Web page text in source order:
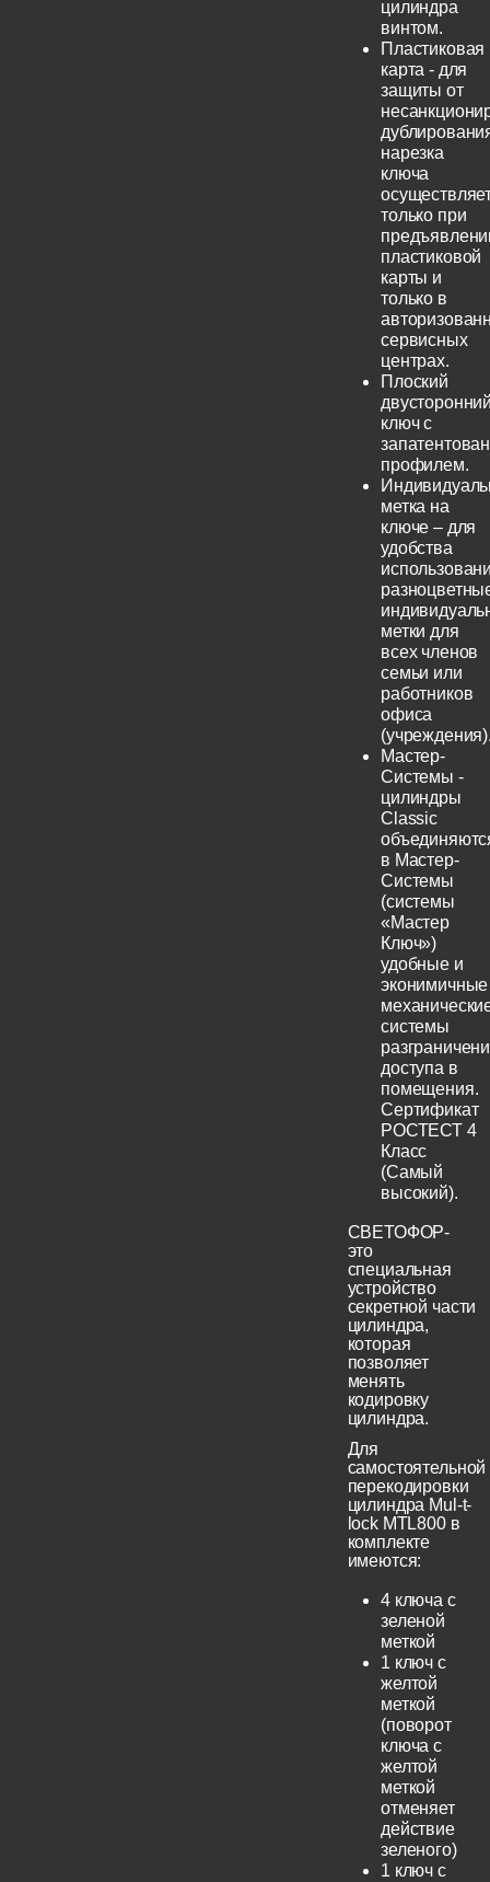
цилиндра
винтом.
Пластиковая
карта - для
защиты от
нарезка
ключа
только при
пластиковой
карты и
только в
сервисных
центрах.
Плоский
ключ с
профилем.
метка на
ключе – для
удобства
метки для
всех членов
семьи или
работников
офиса
Мастер-
Системы -
цилиндры
Classic
в Мастер-
Системы
(системы
«Мастер
Ключ»)
удобные и
эконимичные
системы
доступа в
помещения.
Сертификат
РОСТЕСТ 4
Класс
(Самый
высокий).
СВЕТОФОР-
это
специальная
устройство
секретной части
цилиндра,
которая
позволяет
менять
кодировку
цилиндра.
Для
самостоятельной
перекодировки
цилиндра Mul-t-
lock MTL800 в
комплекте
имеются:
4 ключа с
зеленой
меткой
1 ключ с
желтой
меткой
(поворот
ключа с
желтой
меткой
отменяет
действие
зеленого)
1 ключ с